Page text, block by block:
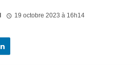
19 octobre 2023 à 16h14